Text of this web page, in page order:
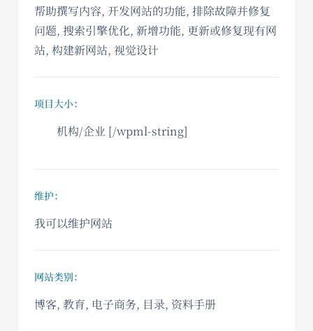
帮助撰写内容, 开发网站的功能, 排除故障并修复
问题, 搜索引擎优化, 新增功能, 更新或修复现有网
站, 构建新网站, 视觉设计
项目大小：
机构/企业 [/wpml-string]
维护：
我可以维护网站
网站类别：
博客, 教育, 电子商务, 目录, 资料手册